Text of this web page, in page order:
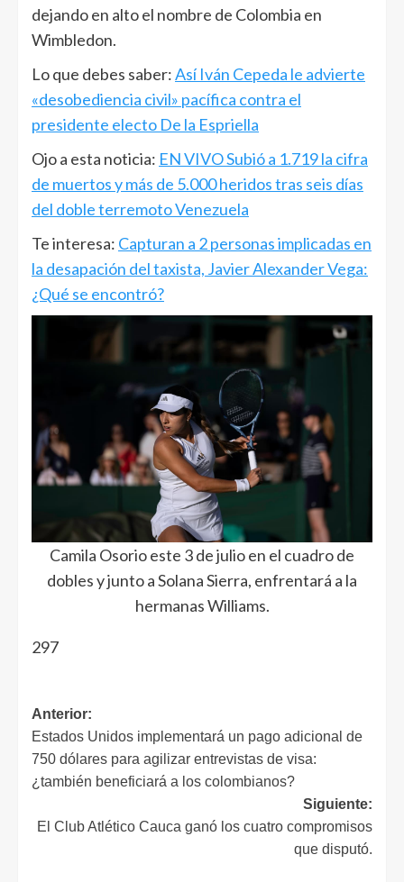
dejando en alto el nombre de Colombia en
Wimbledon.
Lo que debes saber:Así Iván Cepeda le advierte
«desobediencia civil» pacífica contra el
presidente electo De la Espriella
Ojo a esta noticia: EN VIVO Subió a 1.719 la cifra
de muertos y más de 5.000 heridos tras seis días
del doble terremoto Venezuela
Te interesa: Capturan a 2 personas implicadas en
la desapación del taxista, Javier Alexander Vega:
¿Qué se encontró?
Camila Osorio este 3 de julio en el cuadro de
dobles y junto a Solana Sierra, enfrentará a la
hermanas Williams.
297
Anterior:
Estados Unidos implementará un pago adicional de
750 dólares para agilizar entrevistas de visa:
¿también beneficiará a los colombianos?
Siguiente:
El Club Atlético Cauca ganó los cuatro compromisos
que disputó.